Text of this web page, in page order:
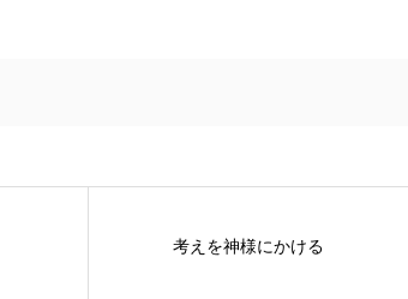
考えを神様にかける